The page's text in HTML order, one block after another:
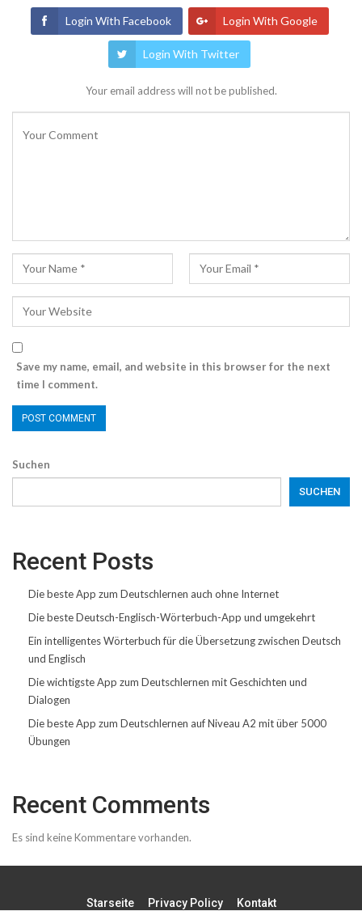
Login With Facebook Login With Google
Login With Twitter
Your email address will not be published.
Save my name, email, and website in this browser for the next
time I comment.
Suchen
SUCHEN
Recent Posts
Die beste App zum Deutschlernen auch ohne Internet
Die beste Deutsch-Englisch-Wörterbuch-App und umgekehrt
Ein intelligentes Wörterbuch für die Übersetzung zwischen Deutsch
und Englisch
Die wichtigste App zum Deutschlernen mit Geschichten und
Dialogen
Die beste App zum Deutschlernen auf Niveau A2 mit über 5000
Übungen
Recent Comments
Es sind keine Kommentare vorhanden.
Starseite Privacy Policy Kontakt